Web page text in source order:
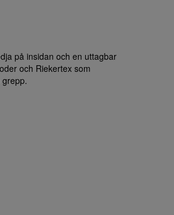
på insidan och en uttagbar
och Riekertex som